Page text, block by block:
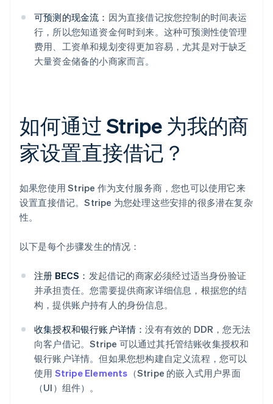
可预测的现金流： 因为直接借记按您控制的时间表运
行，所以您知道资金何时到来。这种可预测性使管理
费用、工资单和规划变得更加容易，尤其是对于缺乏
大量资金储备的小商家而言。
如何通过 Stripe 为我的商
家设置直接借记？
如果您使用 Stripe 作为支付服务商，您也可以使用它来
设置直接借记。Stripe 为您处理这些安排的很多潜在复杂
性。
以下是每个步骤发生的情况：
注册 BECS： 发起借记的商家必须经过适当身份验证
并承担责任。您需要提供商家详细信息，根据您的结
构，提供账户持有人的身份信息。
收集授权和银行账户详情：没有有效的 DDR，您无法
向客户借记。Stripe 可以通过其托管结账收集授权和
银行账户详情。但如果您想构建自定义流程，您可以
使用 Stripe Elements （Stripe 的嵌入式用户界面
（UI）组件）。